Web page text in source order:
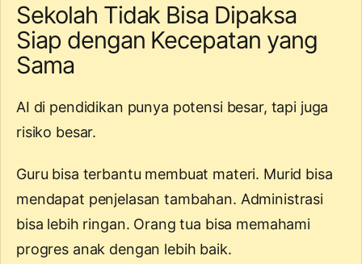
Sekolah Tidak Bisa Dipaksa
Siap dengan Kecepatan yang
Sama
AI di pendidikan punya potensi besar, tapi juga
risiko besar.
Guru bisa terbantu membuat materi. Murid bisa
mendapat penjelasan tambahan. Administrasi
bisa lebih ringan. Orang tua bisa memahami
progres anak dengan lebih baik.